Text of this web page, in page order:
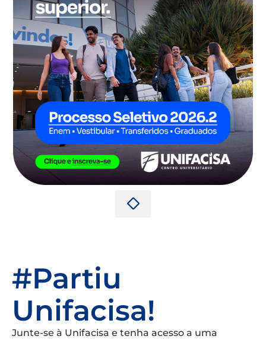
#Partiu
Unifacisa!
Junte-se à Unifacisa e tenha acesso a uma